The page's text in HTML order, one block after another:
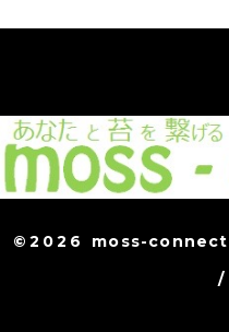
©2026 moss-connect
/